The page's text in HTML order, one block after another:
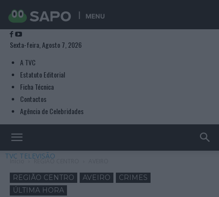
MENU
Sexta-feira, Agosto 7, 2026
A TVC
Estatuto Editorial
Ficha Técnica
Contactos
Agência de Celebridades
TVC TELEVISÃO
Início REGIÃO CENTRO
REGIÃO CENTRO AVEIRO
CRIMES
ÚLTIMA HORA